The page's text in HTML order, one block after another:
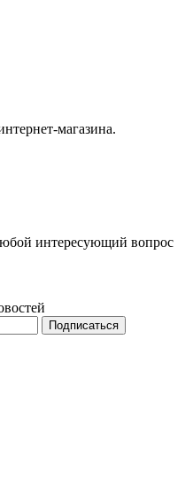
магазина.
интересующий вопрос
Подписаться